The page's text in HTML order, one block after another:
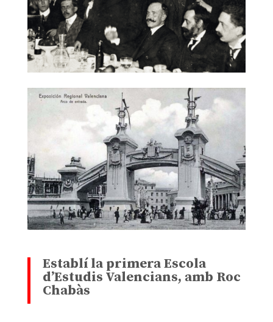
Establí la primera Escola
d’Estudis Valencians, amb Roc
Chabàs